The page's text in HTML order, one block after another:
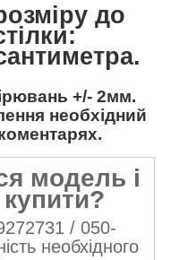
до
+/- 2мм.
необхідний
модель і
/ 050-
необхідного